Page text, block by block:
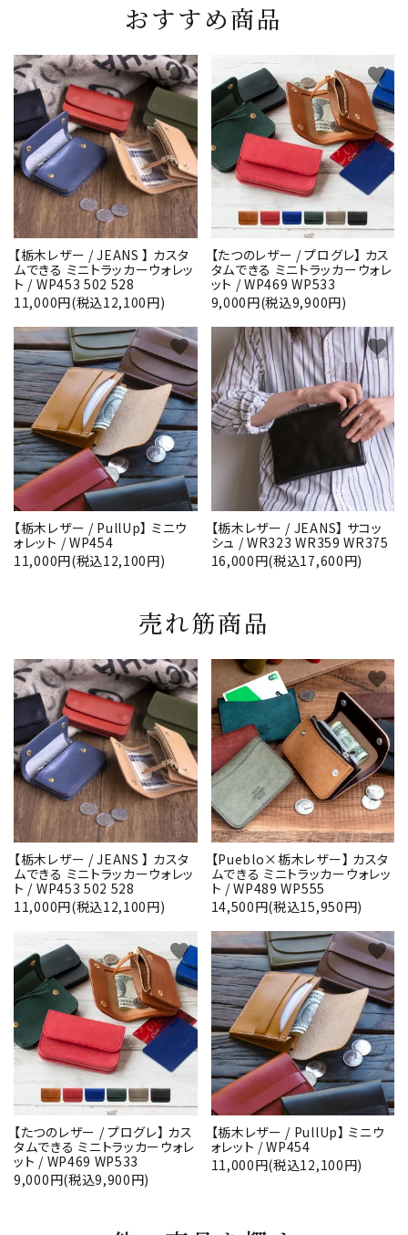
おすすめ商品
【栃木レザー / JEANS 】 カスタ
ムできる ミニトラッカーウォレッ
ト / WP453 502 528
11,000円(税込12,100円)
favorite
【たつのレザー / プログレ】 カス
タムできる ミニトラッカーウォレ
ット / WP469 WP533
9,000円(税込9,900円)
favorite
【栃木レザー / PullUp】 ミニウ
ォレット / WP454
11,000円(税込12,100円)
favorite
【栃木レザー / JEANS】 サコッ
シュ / WR323 WR359 WR375
16,000円(税込17,600円)
favorite
売れ筋商品
【栃木レザー / JEANS 】 カスタ
ムできる ミニトラッカーウォレッ
ト / WP453 502 528
11,000円(税込12,100円)
favorite
【Pueblo×栃木レザー】 カスタ
ムできる ミニトラッカーウォレッ
ト / WP489 WP555
14,500円(税込15,950円)
favorite
【たつのレザー / プログレ】 カス
タムできる ミニトラッカーウォレ
ット / WP469 WP533
9,000円(税込9,900円)
favorite
【栃木レザー / PullUp】 ミニウ
ォレット / WP454
11,000円(税込12,100円)
favorite